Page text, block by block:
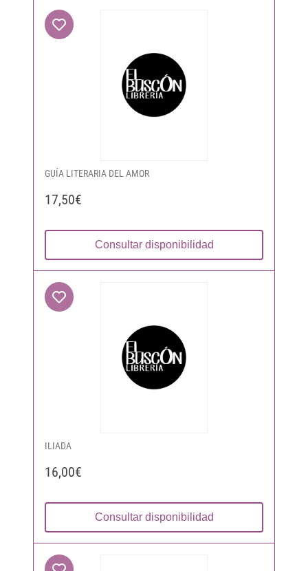
GUÍA LITERARIA DEL AMOR
17,50€
Consultar disponibilidad
ILIADA
16,00€
Consultar disponibilidad